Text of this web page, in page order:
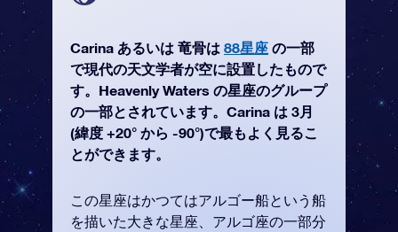
Carina あるいは 竜骨は 88星座 の一部
で現代の天文学者が空に設置したもので
す。Heavenly Waters の星座のグループ
の一部とされています。Carina は 3月
(緯度 +20° から -90°)で最もよく見るこ
とができます。
この星座はかつてはアルゴー船という船
を描いた大きな星座、アルゴ座の一部分